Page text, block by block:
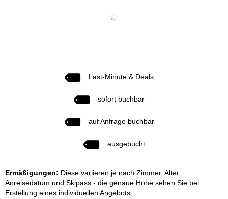
Last-Minute & Deals
sofort buchbar
auf Anfrage buchbar
ausgebucht
Ermäßigungen: Diese variieren je nach Zimmer, Alter,
Anreisedatum und Skipass - die genaue Höhe sehen Sie bei
Erstellung eines individuellen Angebots.